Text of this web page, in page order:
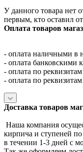
У данного товара нет
первым, кто оставил
Оплата товаров
- оплата наличными в
- оплата банковскими
- оплата по
- оплата по
Доставка товаров
Наша компания
кирпича и ступеней
в течении 1-3 дней с